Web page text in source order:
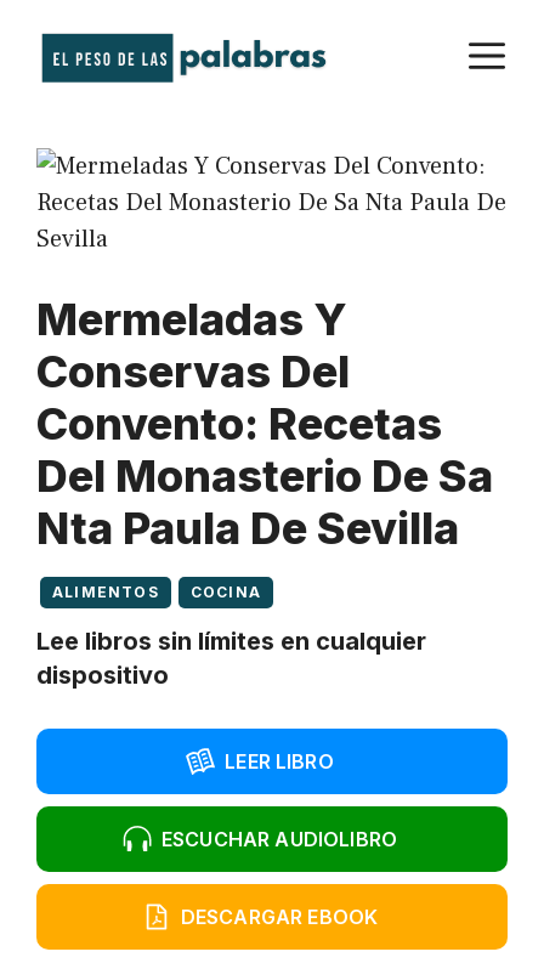
contenido
Mermeladas Y
Conservas Del
Convento: Recetas
Del Monasterio De Sa
Nta Paula De Sevilla
ALIMENTOS COCINA
Lee libros sin límites en cualquier
dispositivo
LEER LIBRO
ESCUCHAR AUDIOLIBRO
DESCARGAR EBOOK